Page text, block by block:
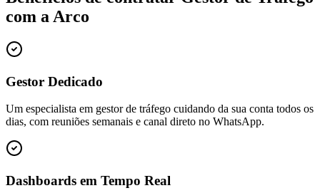
com a Arco
Gestor Dedicado
Um especialista em gestor de tráfego cuidando da sua conta todos os
dias, com reuniões semanais e canal direto no WhatsApp.
Dashboards em Tempo Real